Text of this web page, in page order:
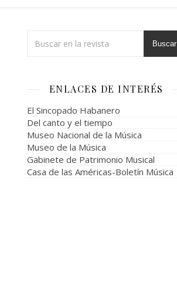
Buscar
ENLACES DE INTERÉS
El Sincopado Habanero
Del canto y el tiempo
Museo Nacional de la Música
Museo de la Música
Gabinete de Patrimonio Musical
Casa de las Américas-Boletín Música